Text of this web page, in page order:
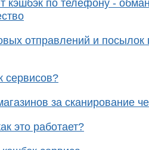
кэшбэк по телефону -
отправлений и посылок
сервисов?
за сканирование
это работает?